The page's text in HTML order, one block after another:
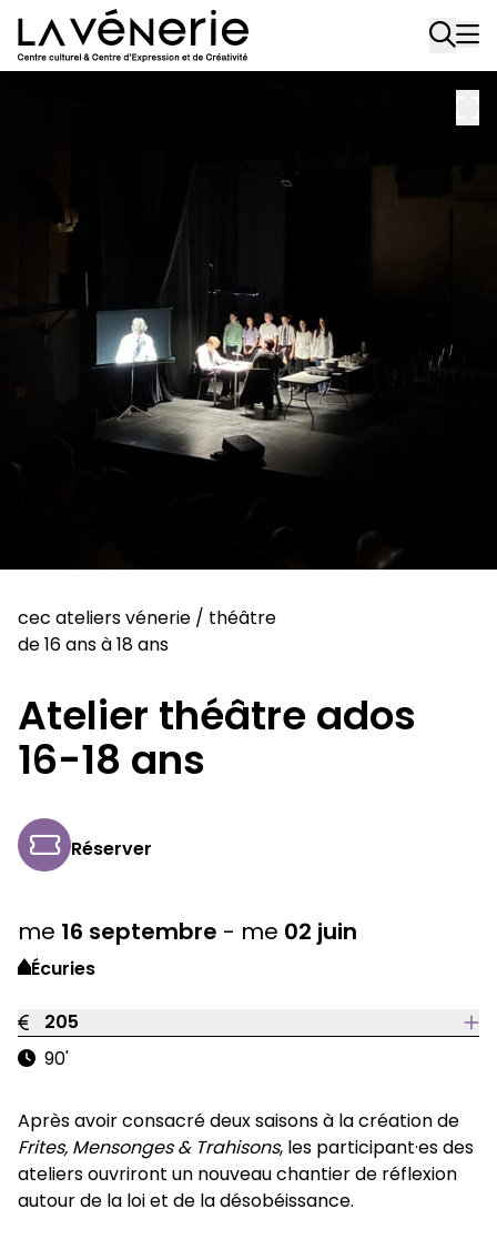
Aller au contenu principal
cec ateliers vénerie / théâtre
de 16 ans à 18 ans
Atelier théâtre ados
16-18 ans
Réserver
me 16 septembre - me 02 juin
Écuries
205
90'
Après avoir consacré deux saisons à la création de
Frites, Mensonges & Trahisons, les participant·es des
ateliers ouvriront un nouveau chantier de réflexion
autour de la loi et de la désobéissance.